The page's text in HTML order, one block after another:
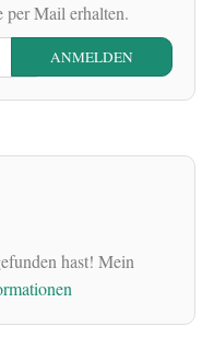
per Mail erhalten.
hast! Mein